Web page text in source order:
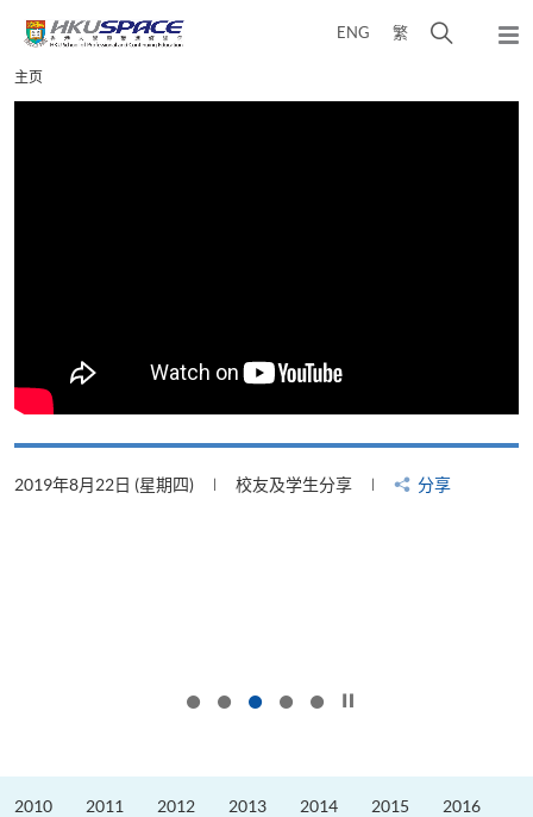
content
ENG 繁
弹
Main
content
主页
2019年8月22日 (星期四) 校友及学生分享 分享
2010 2011 2012 2013 2014 2015 2016